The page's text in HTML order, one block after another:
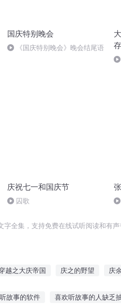
国庆特别晚会
《国庆特别晚会》晚会结尾语
庆祝七一和国庆节
囚歌
全集，支持免费在线试听阅读和有声
越之大庆帝国 庆之的野望 庆
故事的软件 喜欢听故事的人缺乏